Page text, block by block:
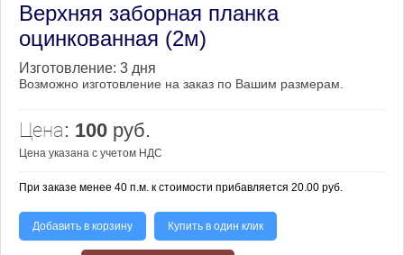
Верхняя заборная планка
оцинкованная (2м)
Изготовление: 3 дня
Возможно изготовление на заказ по Вашим размерам.
Цена: 100 руб.
Цена указана с учетом НДС
При заказе менее 40 п.м. к стоимости прибавляется 20.00 руб.
Добавить в корзину Купить в один клик